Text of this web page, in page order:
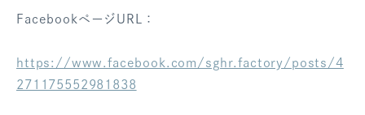
お気に入り
FacebookページURL：
https://www.facebook.com/sghr.factory/posts/4
271175552981838